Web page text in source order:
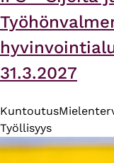
31.3.2027
Kuntoutus
Työllisyys